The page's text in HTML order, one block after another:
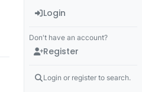
Login
Don't have an account?
Register
Login or register to search.